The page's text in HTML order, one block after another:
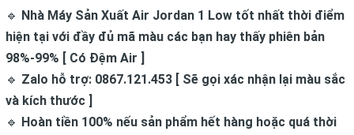
🔹 Nhà Máy Sản Xuất Air Jordan 1 Low tốt nhất thời điểm
hiện tại với đầy đủ mã màu các bạn hay thấy phiên bản
98%-99% [ Có Đệm Air ]
🔹 Zalo hỗ trợ: 0867.121.453 [ Sẽ gọi xác nhận lại màu sắc
và kích thước ]
🔹 Hoàn tiền 100% nếu sản phẩm hết hàng hoặc quá thời